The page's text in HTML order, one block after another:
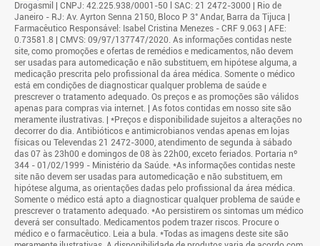
Drogasmil | CNPJ: 42.225.938/0001-50 l SAC: 21 2472-3000 | Rio de
Janeiro - RJ: Av. Ayrton Senna 2150, Bloco P 3° Andar, Barra da Tijuca |
Farmacêutico Responsável: Isabel Cristina Menezes - CRF 9.063 | AFE:
0.73581.8 | CMVS: 09/97/137747/2020. As informações contidas neste
site, como promoções e ofertas de remédios e medicamentos, não devem
ser usadas para automedicação e não substituem, em hipótese alguma, a
medicação prescrita pelo profissional da área médica. Somente o médico
está em condições de diagnosticar qualquer problema de saúde e
prescrever o tratamento adequado. Os preços e as promoções são válidos
apenas para compras via internet. | As fotos contidas em nosso site são
meramente ilustrativas. | *Preços e disponibilidade sujeitos a alterações no
decorrer do dia. Antibióticos e antimicrobianos vendas apenas em lojas
físicas ou Televendas 21 2472-3000, atendimento de segunda à sábado
das 07 às 23h00 e domingos de 08 às 22h00, exceto feriados. Portaria nº
344 - 01/02/1999 - Ministério da Saúde. *As informações contidas neste
site não devem ser usadas para automedicação e não substituem, em
hipótese alguma, as orientações dadas pelo profissional da área médica.
Somente o médico está apto a diagnosticar qualquer problema de saúde e
prescrever o tratamento adequado. *Ao persistirem os sintomas um médico
deverá ser consultado. Medicamentos podem trazer riscos. Procure o
médico e o farmacêutico. Leia a bula. *Todas as imagens deste site são